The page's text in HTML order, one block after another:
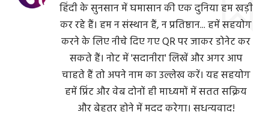
हिंदी के सुनसान में घमासान की एक दुनिया हम खड़ी
कर रहे हैं। हम न संस्थान हैं, न प्रतिष्ठान... हमें सहयोग
करने के लिए नीचे दिए गए QR पर जाकर डोनेट कर
सकते हैं। नोट में 'सदानीरा' लिखें और अगर आप
चाहते हैं तो अपने नाम का उल्लेख करें। यह सहयोग
हमें प्रिंट और वेब दोनों ही माध्यमों में सतत सक्रिय
और बेहतर होने में मदद करेगा। सधन्यवाद!